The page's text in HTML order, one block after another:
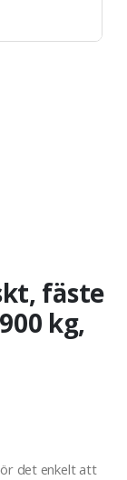
fäste
kg,
det enkelt att